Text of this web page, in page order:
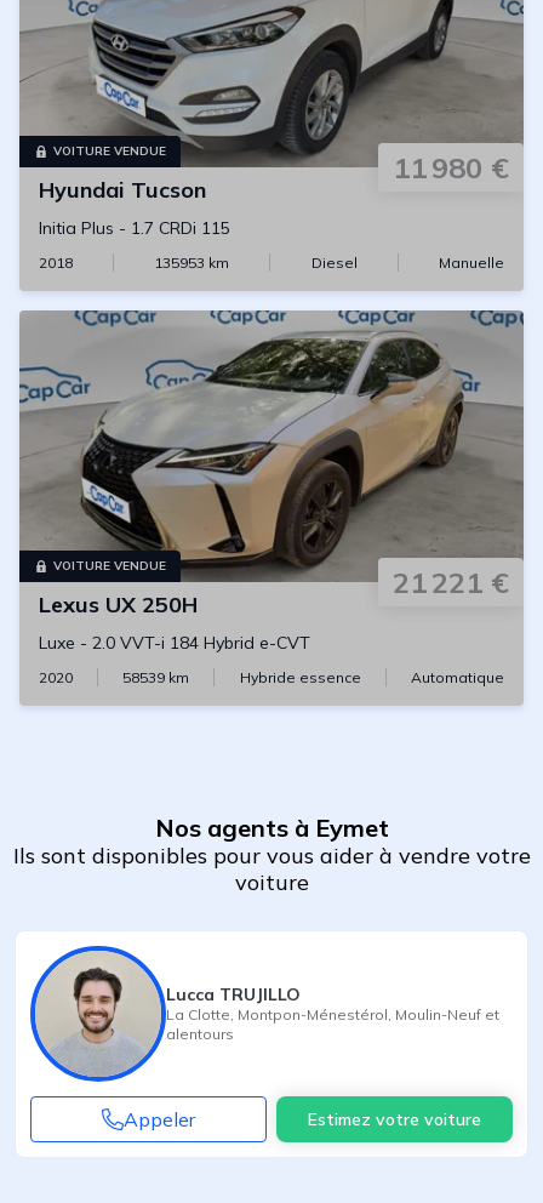
VOITURE VENDUE 11 980 €
Hyundai Tucson
Initia Plus - 1.7 CRDi 115
2018 135953 km Diesel Manuelle
VOITURE VENDUE 21 221 €
Lexus UX 250H
Luxe - 2.0 VVT-i 184 Hybrid e-CVT
2020 58539 km Hybride essence Automatique
Nos agents à Eymet
Ils sont disponibles pour vous aider à vendre votre
voiture
Lucca TRUJILLO
La Clotte Montpon-Ménestérol Moulin-Neuf et
alentours
Appeler Estimez votre voiture